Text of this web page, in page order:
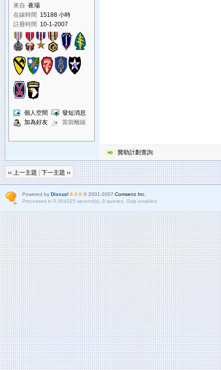
來自 夜場
在線時間 15188 小時
註冊時間
10-1-2007
個人空間
發短消息
加為好友
當前離線
贊助計劃查詢
‹‹ 上一主題 下一主題 ››
Powered by Discuz! 6.0.0© 2001-2007 Comsenz Inc.
Processed in 0.004325 second(s), 9 queries, Gzip enabled.